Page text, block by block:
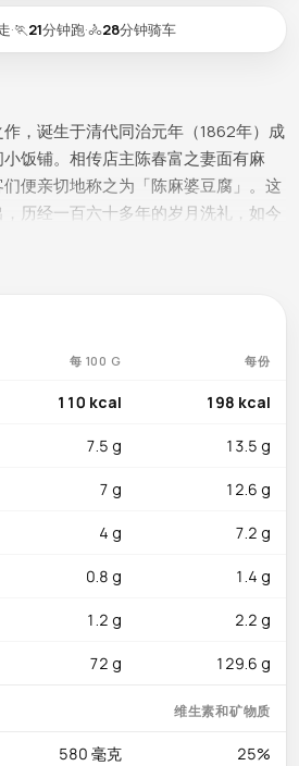
·🏃21分钟跑·🚴28分钟骑车
，诞生于清代同治元年（1862年）成
饭铺。相传店主陈春富之妻面有麻
便亲切地称之为「陈麻婆豆腐」。这
历经一百六十多年的岁月洗礼，如今
然矗立在原址附近，是这段美食传奇
深沉辣度，「烫」是上桌时热气腾腾
出的焦香，「酥」是肉末酥而不柴，
活泼状态。制作时先用菜籽油将牛肉
调料——炒出红油后倒入高汤，放入切
煨煮入味，最后分三次勾芡、撒上现
现代药理研究表明它兼具抗氧化和局
热量相当友好。碳水化合物仅4克，
钙120mg（占每日推荐摄入量的
性钙的核心来源，对骨密度维护和预
2.5mg（占14%）来自牛肉末和豆瓣酱
每 100 G 每份
110 kcal 198 kcal
7.5 g 13.5 g
7 g 12.6 g
4 g 7.2 g
0.8 g 1.4 g
1.2 g 2.2 g
72 g 129.6 g
维生素和矿物质
580 毫克 25%